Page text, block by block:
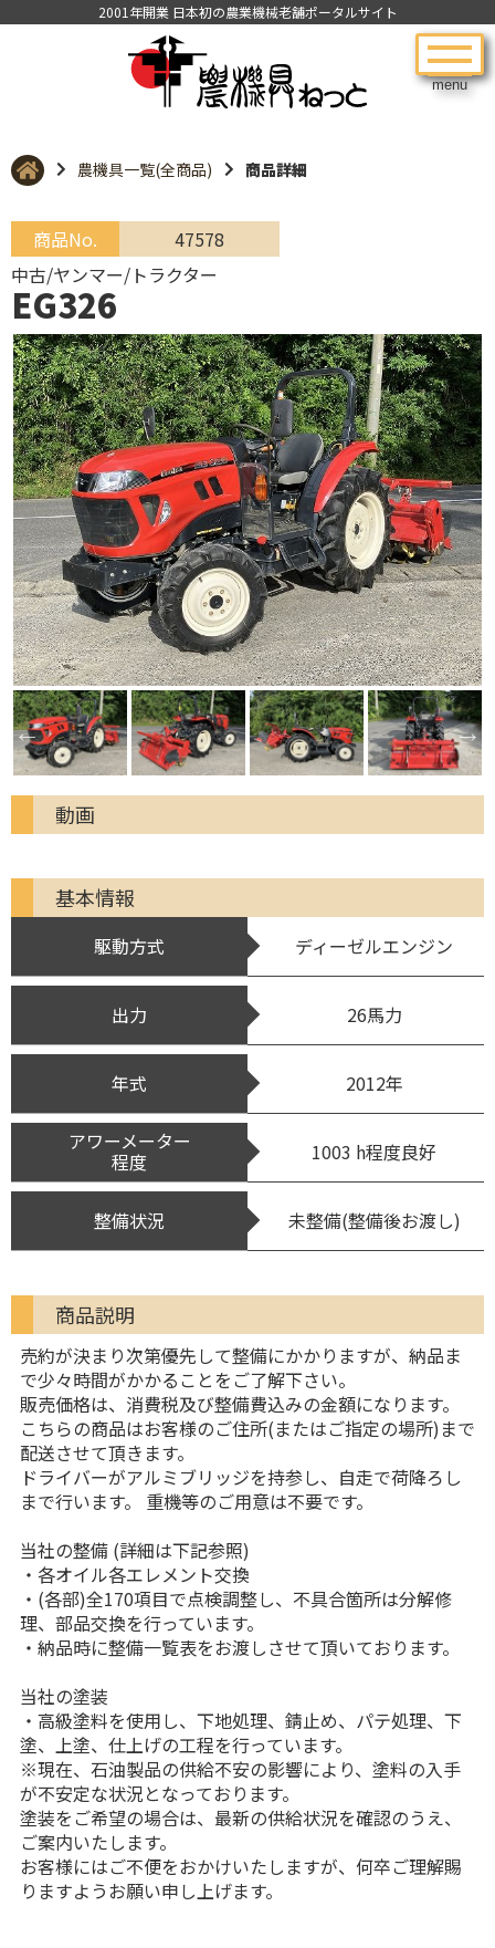
menu
2001年開業 日本初の農業機械老舗ポータルサイト
農機具一覧(全商品) 商品詳細
商品No.
47578
中古/ヤンマー/トラクター
EG326
動画
基本情報
駆動方式 ディーゼルエンジン
出力 26馬力
年式 2012年
アワーメーター
程度 1003 h程度良好
整備状況 未整備(整備後お渡し)
商品説明
売約が決まり次第優先して整備にかかりますが、納品ま
で少々時間がかかることをご了解下さい。
販売価格は、消費税及び整備費込みの金額になります。
こちらの商品はお客様のご住所(またはご指定の場所)まで
配送させて頂きます。
ドライバーがアルミブリッジを持参し、自走で荷降ろし
まで行います。 重機等のご用意は不要です。
当社の整備 (詳細は下記参照)
・各オイル各エレメント交換
・(各部)全170項目で点検調整し、不具合箇所は分解修
理、部品交換を行っています。
・納品時に整備一覧表をお渡しさせて頂いております。
当社の塗装
・高級塗料を使用し、下地処理、錆止め、パテ処理、下
塗、上塗、仕上げの工程を行っています。
※現在、石油製品の供給不安の影響により、塗料の入手
が不安定な状況となっております。
塗装をご希望の場合は、最新の供給状況を確認のうえ、
ご案内いたします。
お客様にはご不便をおかけいたしますが、何卒ご理解賜
りますようお願い申し上げます。